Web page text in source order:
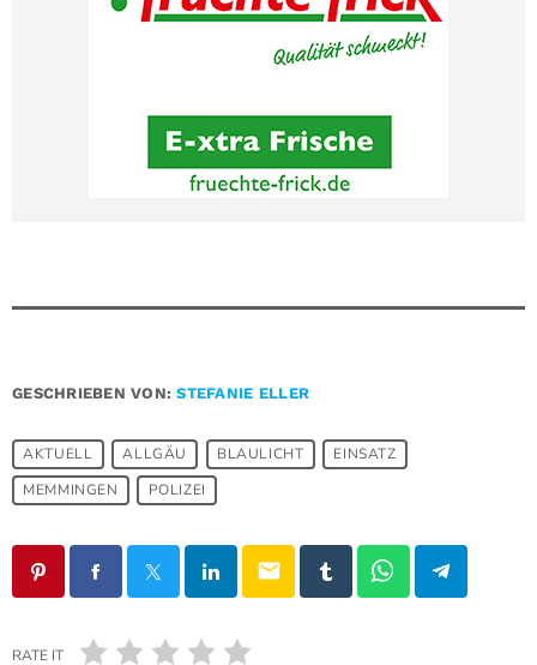
GESCHRIEBEN VON:STEFANIE ELLER
AKTUELL ALLGÄU BLAULICHT
EINSATZ
MEMMINGEN
POLIZEI
email
RATE IT